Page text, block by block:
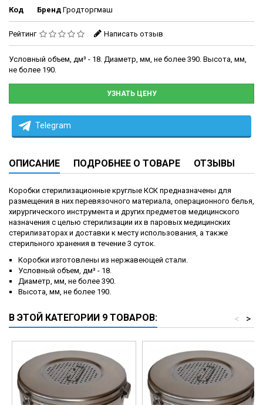
Код Бренд Гродторгмаш
Рейтинг Написать отзыв
Условный объем, дм³ - 18. Диаметр, мм, не более 390. Высота, мм,
не более 190.
УЗНАТЬ ЦЕНУ
Telegram
ОПИСАНИЕ ПОДРОБНЕЕ О ТОВАРЕ ОТЗЫВЫ
Коробки стерилизационные круглые КСК предназначены для
размещения в них перевязочного материала, операционного белья,
хирургического инструмента и других предметов медицинского
назначения с целью стерилизации их в паровых медицинских
стерилизаторах и доставки к месту использования, а также
стерильного хранения в течение 3 суток.
Коробки изготовлены из нержавеющей стали.
Условный объем, дм³ - 18.
Диаметр, мм, не более 390.
Высота, мм, не более 190.
В ЭТОЙ КАТЕГОРИИ 9 ТОВАРОВ: >
<